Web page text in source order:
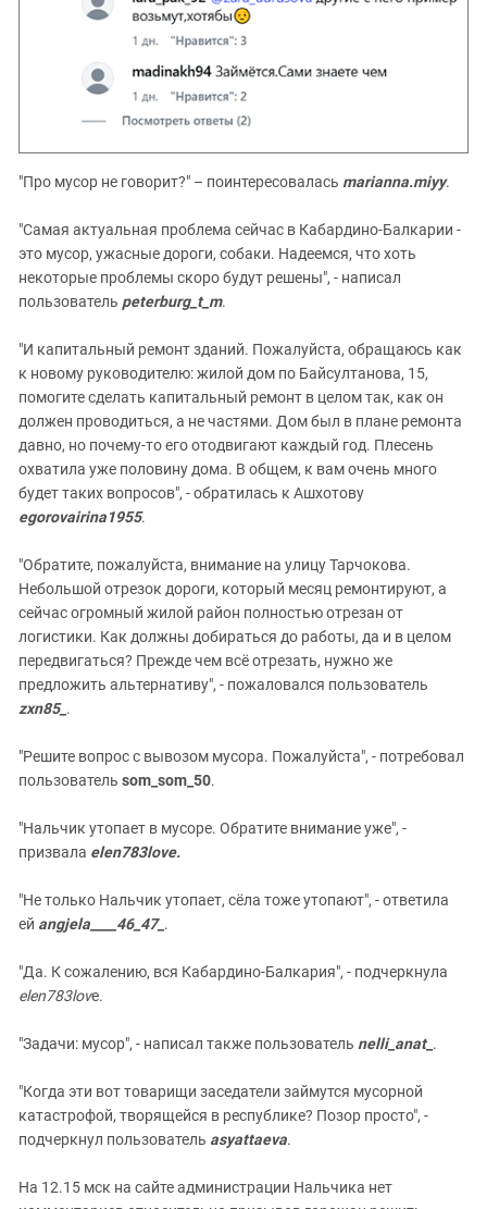
"Про мусор не говорит?" – поинтересовалась marianna.miyy.
"Самая актуальная проблема сейчас в Кабардино-Балкарии -
это мусор, ужасные дороги, собаки. Надеемся, что хоть
некоторые проблемы скоро будут решены", - написал
пользователь peterburg_t_m.
"И капитальный ремонт зданий. Пожалуйста, обращаюсь как
к новому руководителю: жилой дом по Байсултанова, 15,
помогите сделать капитальный ремонт в целом так, как он
должен проводиться, а не частями. Дом был в плане ремонта
давно, но почему-то его отодвигают каждый год. Плесень
охватила уже половину дома. В общем, к вам очень много
будет таких вопросов", - обратилась к Ашхотову
egorovairina1955.
"Обратите, пожалуйста, внимание на улицу Тарчокова.
Небольшой отрезок дороги, который месяц ремонтируют, а
сейчас огромный жилой район полностью отрезан от
логистики. Как должны добираться до работы, да и в целом
передвигаться? Прежде чем всё отрезать, нужно же
предложить альтернативу", - пожаловался пользователь
zxn85_ .
"Решите вопрос с вывозом мусора. Пожалуйста", - потребовал
пользователь som_som_50.
"Нальчик утопает в мусоре. Обратите внимание уже", -
призвала elen783love.
"Не только Нальчик утопает, сёла тоже утопают", - ответила
ей angjela____46_47_ .
"Да. К сожалению, вся Кабардино-Балкария", - подчеркнула
elen783love.
"Задачи: мусор", - написал также пользователь nelli_anat_ .
"Когда эти вот товарищи заседатели займутся мусорной
катастрофой, творящейся в республике? Позор просто", -
подчеркнул пользователь asyattaeva.
На 12.15 мск на сайте администрации Нальчика нет